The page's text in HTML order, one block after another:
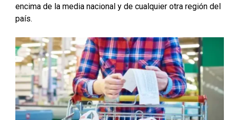
encima de la media nacional y de cualquier otra región del
país.